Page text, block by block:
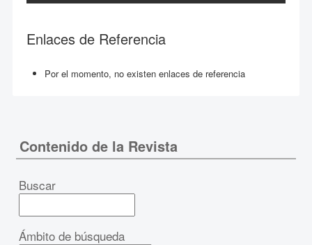
Enlaces de Referencia
Por el momento, no existen enlaces de referencia
Contenido de la Revista
Buscar
Ámbito de búsqueda